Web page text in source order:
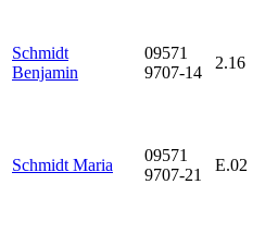
Schmidt
Benjamin
09571
9707-14
2.16
Schmidt Maria
09571
9707-21
E.02